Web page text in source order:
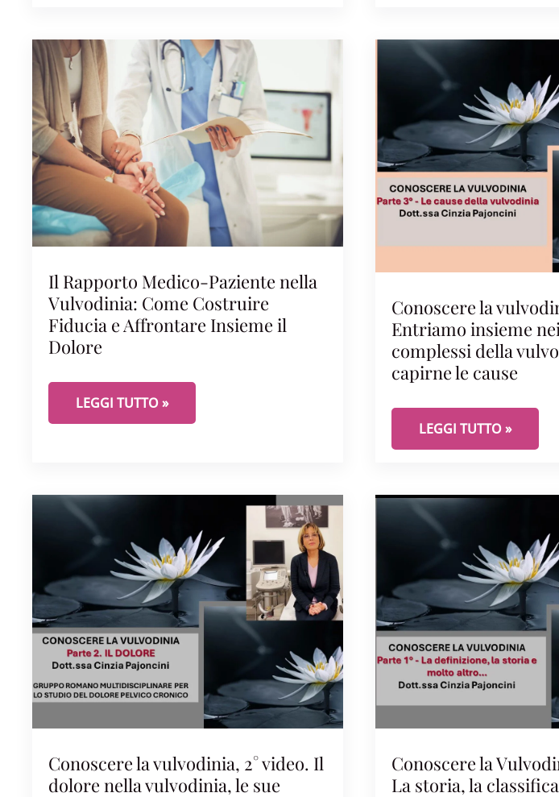
Il Rapporto Medico-Paziente nella
Vulvodinia: Come Costruire
Fiducia e Affrontare Insieme il
Dolore
IL RAPPORTO MEDICO-PAZIENTE NELLA VULVODINIA: COME COSTRUIRE
LEGGI TUTTO »
Conoscere la
Entriamo insieme
complessi della
capirne le cause
CONOSCERE LA
LEGGI TUTTO »
Conoscere la vulvodinia, 2° video. Il
dolore nella vulvodinia, le sue
Conoscere la
La storia, la